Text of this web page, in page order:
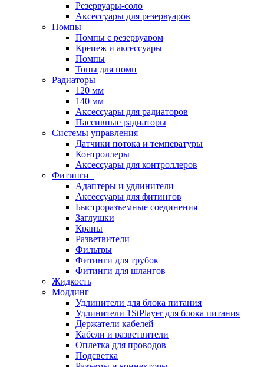
Резервуары-соло
Аксессуары для резервуаров
Помпы
Помпы с резервуаром
Крепеж и аксессуары
Помпы
Топы для помп
Радиаторы
120 мм
140 мм
Аксессуары для радиаторов
Пассивные радиаторы
Системы управления
Датчики потока и температуры
Контроллеры
Аксессуары для контроллеров
Фитинги
Адаптеры и удлинители
Аксессуары для фитингов
Быстроразъемные соединения
Заглушки
Краны
Разветвители
Фильтры
Фитинги для трубок
Фитинги для шлангов
Жидкость
Моддинг
Удлинители для блока питания
Удлинители 1StPlayer для блока питания
Держатели кабелей
Кабели и разветвители
Оплетка для проводов
Подсветка